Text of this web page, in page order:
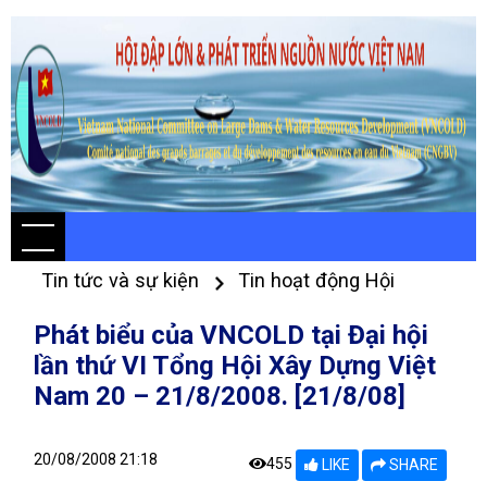
Tin tức và sự kiện Tin hoạt động Hội
Phát biểu của VNCOLD tại Đại hội
lần thứ VI Tổng Hội Xây Dựng Việt
Nam 20 – 21/8/2008. [21/8/08]
20/08/2008 21:18 455 LIKE SHARE